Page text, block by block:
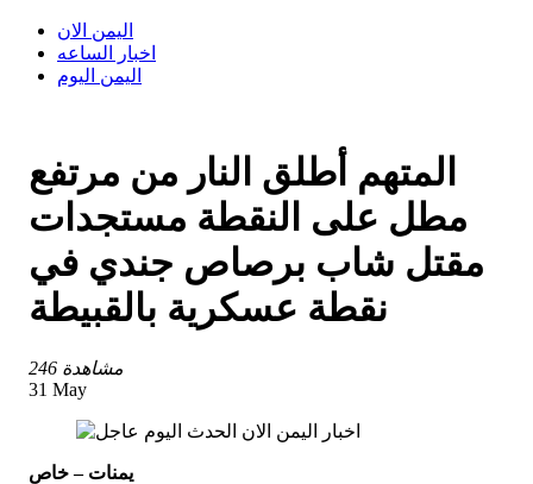
اليمن الان
اخبار الساعه
اليمن اليوم
المتهم أطلق النار من مرتفع
مطل على النقطة مستجدات
مقتل شاب برصاص جندي في
نقطة عسكرية بالقبيطة
246 مشاهدة
31 May
يمنات – خاص